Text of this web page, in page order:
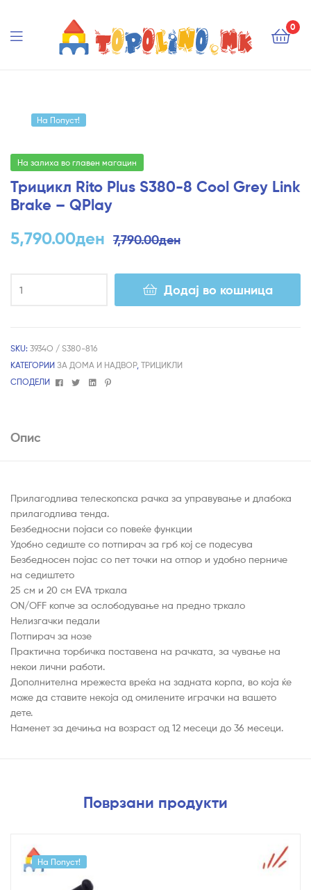
0
На Попуст!
На залиха во главен магацин
Трицикл Rito Plus S380-8 Cool Grey Link
Brake – QPlay
7,790.00ден
5,790.00ден
Додај во кошница
SKU: 3934О / S380-816
КАТЕГОРИИ ЗА ДОМА И НАДВОР, ТРИЦИКЛИ
СПОДЕЛИ
FacebookTwitterLinkedin
Pinterest
Опис
Прилагодлива телескопска рачка за управување и длабока
прилагодлива тенда.
Безбедносни појаси со повеќе функции
Удобно седиште со потпирач за грб кој се подесува
Безбедносен појас со пет точки на отпор и удобно перниче
на седиштето
25 см и 20 см EVA тркала
ON/OFF копче за ослободување на предно тркало
Нелизгачки педали
Потпирач за нозе
Практична торбичка поставена на рачката, за чување на
некои лични работи.
Дополнителна мрежеста вреќа на задната корпа, во која ќе
може да ставите некоја од омилените играчки на вашето
дете.
Наменет за дечиња на возраст од 12 месеци до 36 месеци.
Поврзани продукти
На Попуст!